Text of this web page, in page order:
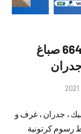
صباغ هندي الرميثية 66405052 صباغ
تعليقات
، جدران ، غرف و
رسوم كرتونية